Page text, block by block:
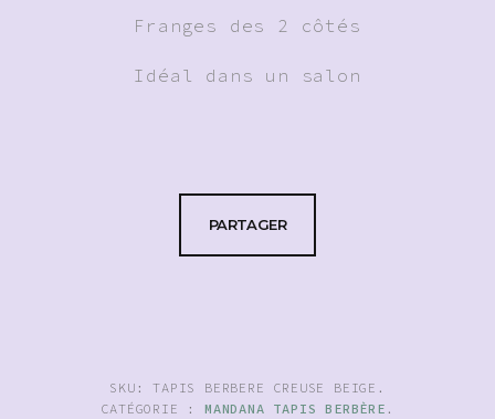
Franges des 2 côtés
Idéal dans un salon
PARTAGER
SKU:TAPIS BERBERE CREUSE BEIGE .
CATÉGORIE : MANDANA TAPIS BERBÈRE .